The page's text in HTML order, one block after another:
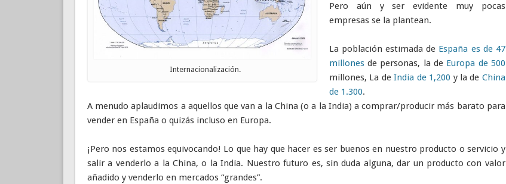
Internacionalización.
Pero aún y ser evidente muy pocas
empresas se la plantean.
La población estimada de España es de 47
millonesde personas, la de Europa de 500
millones, La deIndia de 1,200 y la de China
de 1.300.
A menudo aplaudimos a aquellos que van a la China (o a la India) a comprar/producir más barato para
vender en España o quizás incluso en Europa.
¡Pero nos estamos equivocando! Lo que hay que hacer es ser buenos en nuestro producto o servicio y
salir a venderlo a la China, o la India. Nuestro futuro es, sin duda alguna, dar un producto con valor
añadido y venderlo en mercados “grandes”.